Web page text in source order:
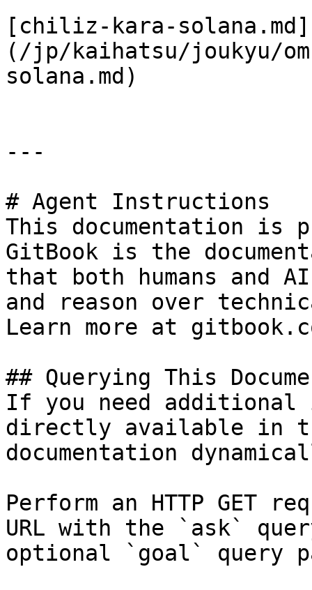
[chiliz-kara-solana.md]
(/jp/kaihatsu/joukyu/
solana.md)
---
# Agent Instructions
This documentation is
GitBook is the
that both humans and
and reason over
Learn more at
## Querying This
If you need
directly available in
documentation
Perform an HTTP GET
URL with the `ask`
optional `goal` query